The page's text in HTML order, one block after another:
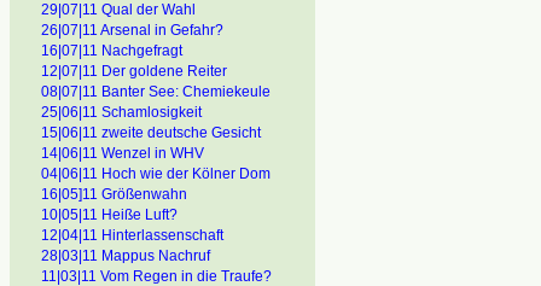
29|07|11 Qual der Wahl
26|07|11 Arsenal in Gefahr?
16|07|11 Nachgefragt
12|07|11 Der goldene Reiter
08|07|11 Banter See: Chemiekeule
25|06|11 Schamlosigkeit
15|06|11 zweite deutsche Gesicht
14|06|11 Wenzel in WHV
04|06|11 Hoch wie der Kölner Dom
16|05]11 Größenwahn
10|05|11 Heiße Luft?
12|04|11 Hinterlassenschaft
28|03|11 Mappus Nachruf
11|03|11 Vom Regen in die Traufe?